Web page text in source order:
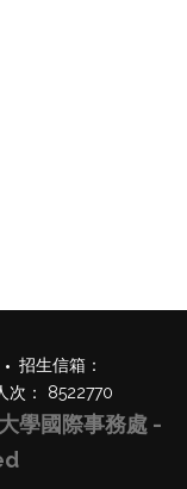
招生信箱：
次： 8522770
學國際事務處 -